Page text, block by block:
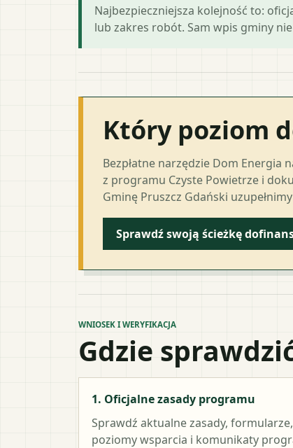
Najbezpieczniejsza kolejność to:
lub zakres robót. Sam wpis gminy
Który poziom
Bezpłatne narzędzie Dom
z programu Czyste Powietrze i
Gminę Pruszcz Gdański
Sprawdź swoją ścieżkę
WNIOSEK I WERYFIKACJA
Gdzie
1. Oficjalne zasady programu
Sprawdź aktualne zasady, formularze,
poziomy wsparcia i komunikaty